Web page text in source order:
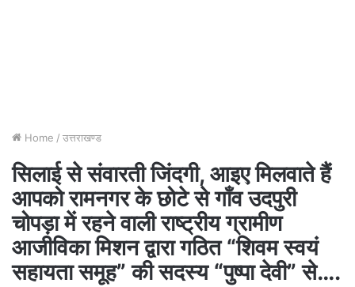
Home / उत्तराखण्ड
सिलाई से संवारती जिंदगी, आइए मिलवाते हैं
आपको रामनगर के छोटे से गाँव उदपुरी
चोपड़ा में रहने वाली राष्ट्रीय ग्रामीण
आजीविका मिशन द्वारा गठित “शिवम स्वयं
सहायता समूह” की सदस्य “पुष्पा देवी” से….